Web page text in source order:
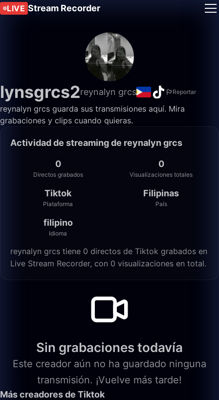
LIVE Stream Recorder
lynsgrcs2reynalyn grcs Reportar
reynalyn grcs guarda sus transmisiones aquí. Mira
grabaciones y clips cuando quieras.
Actividad de streaming de reynalyn grcs
0
Directos grabados
0
Visualizaciones totales
Tiktok
Plataforma
Filipinas
País
filipino
Idioma
reynalyn grcs tiene 0 directos de Tiktok grabados en
Live Stream Recorder, con 0 visualizaciones en total.
Sin grabaciones todavía
Este creador aún no ha guardado ninguna
transmisión. ¡Vuelve más tarde!
Más creadores de Tiktok